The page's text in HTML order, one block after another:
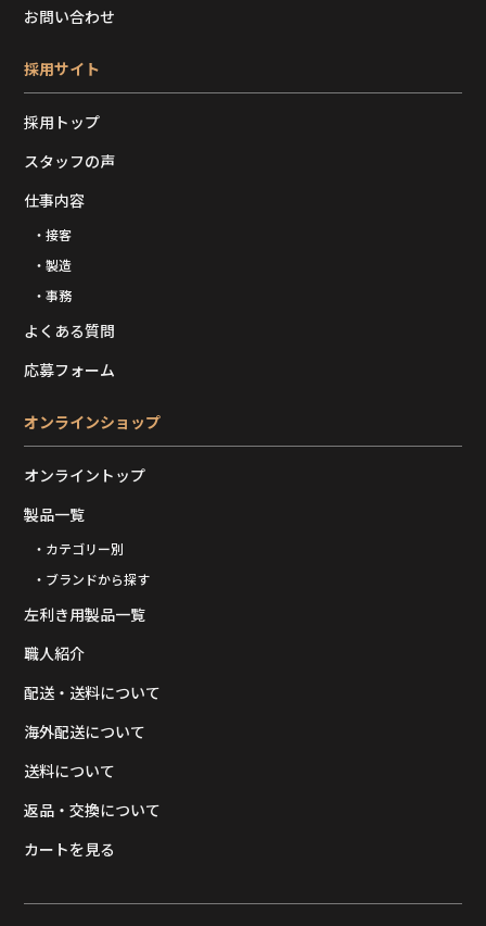
お問い合わせ
採用サイト
採用トップ
スタッフの声
仕事内容
・接客
・製造
・事務
よくある質問
応募フォーム
オンラインショップ
オンライントップ
製品一覧
・カテゴリー別
・ブランドから探す
左利き用製品一覧
職人紹介
配送・送料について
海外配送について
送料について
返品・交換について
カートを見る